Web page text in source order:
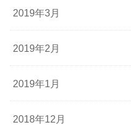
2019年3月
2019年2月
2019年1月
2018年12月